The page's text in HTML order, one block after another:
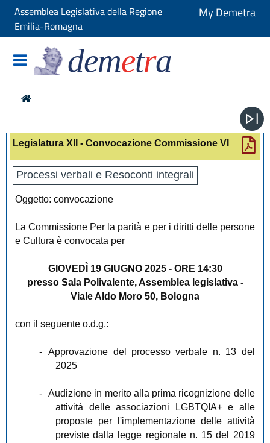
Assemblea Legislativa della Regione
Emilia-Romagna
My Demetra
demetra
Legislatura XII - Convocazione Commissione VI
Processi verbali e Resoconti integrali
Oggetto: convocazione
La Commissione Per la parità e per i diritti delle persone
e Cultura è convocata per
GIOVEDÌ 19 GIUGNO 2025 - ORE 14:30
presso Sala Polivalente, Assemblea legislativa -
Viale Aldo Moro 50, Bologna
con il seguente o.d.g.:
- Approvazione del processo verbale n. 13 del
2025
- Audizione in merito alla prima ricognizione delle
attività delle associazioni LGBTQIA+ e alle
proposte per l'implementazione delle attività
previste dalla legge regionale n. 15 del 2019